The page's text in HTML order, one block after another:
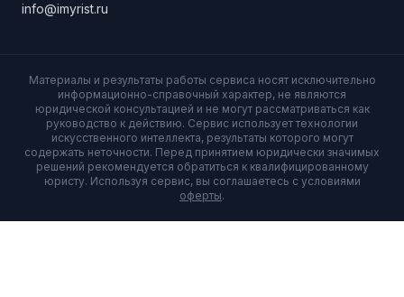
info@imyrist.ru
Материалы и результаты работы сервиса носят исключительно
информационно-справочный характер, не являются
юридической консультацией и не могут рассматриваться как
руководство к действию. Сервис использует технологии
искусственного интеллекта, результаты которого могут
содержать неточности. Перед принятием юридически значимых
решений рекомендуется обратиться к квалифицированному
юристу. Используя сервис, вы соглашаетесь с условиями
оферты.